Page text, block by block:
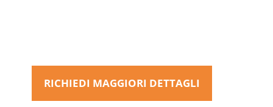
RICHIEDI MAGGIORI DETTAGLI